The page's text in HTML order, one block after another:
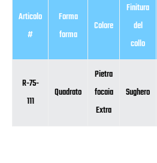
Articolo
#
Forma
forma
Colore
Finitura
del
collo
R-75-
111
Quadrato
Pietra
focaia
Extra
Sughero